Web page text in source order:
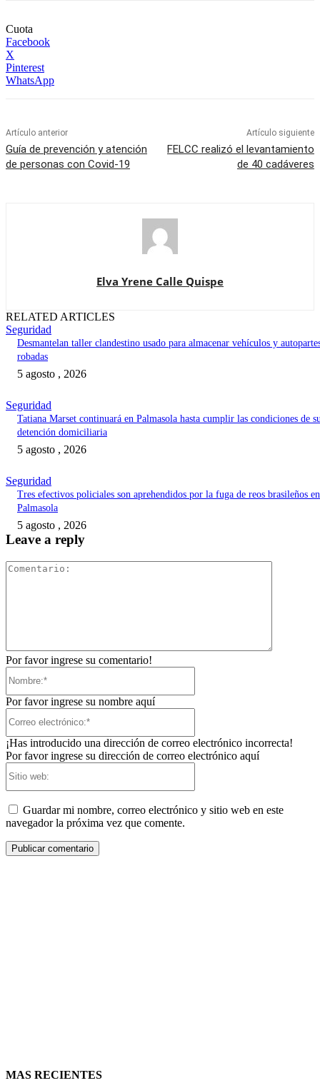
Cuota
Facebook
X
Pinterest
WhatsApp
Artículo anterior
Guía de prevención y atención
de personas con Covid-19
Artículo siguiente
FELCC realizó el levantamiento
de 40 cadáveres
Elva Yrene Calle Quispe
RELATED ARTICLES
Seguridad
Desmantelan taller clandestino usado para almacenar vehículos y
robadas
5 agosto , 2026
Seguridad
Tatiana Marset continuará en Palmasola hasta cumplir las condiciones de
detención domiciliaria
5 agosto , 2026
Seguridad
Tres efectivos policiales son aprehendidos por la fuga de reos brasileños en
Palmasola
5 agosto , 2026
Leave a reply
Por favor ingrese su comentario!
Por favor ingrese su nombre aquí
¡Has introducido una dirección de correo electrónico incorrecta!
Por favor ingrese su dirección de correo electrónico aquí
Guardar mi nombre, correo electrónico y sitio web en este
navegador la próxima vez que comente.
MAS RECIENTES